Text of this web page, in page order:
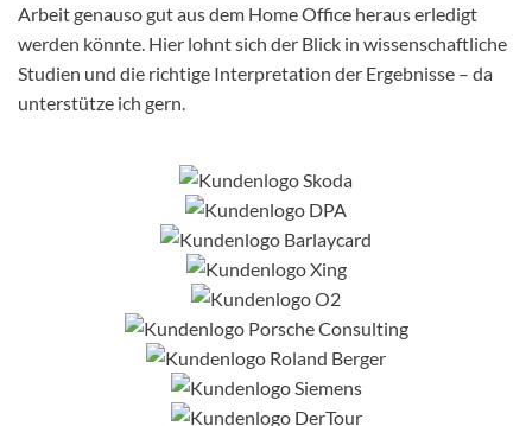
Arbeit genauso gut aus dem Home Office heraus erledigt
werden könnte. Hier lohnt sich der Blick in wissenschaftliche
Studien und die richtige Interpretation der Ergebnisse – da
unterstütze ich gern.